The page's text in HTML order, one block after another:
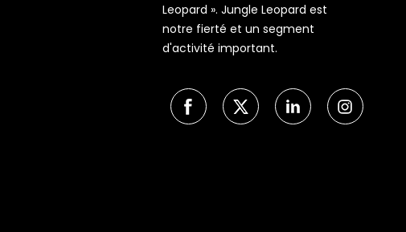
Leopard ». Jungle Leopard est
notre fierté et un segment
d'activité important.